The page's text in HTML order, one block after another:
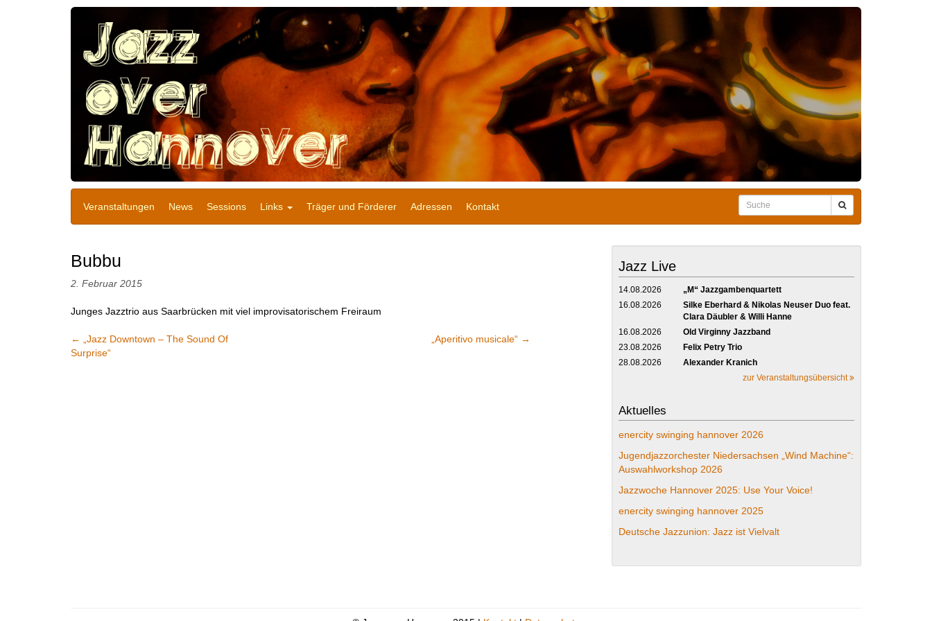
Veranstaltungen News Sessions Links Träger und Förderer Adressen Kontakt
Bubbu
2. Februar 2015
Junges Jazztrio aus Saarbrücken mit viel improvisatorischem Freiraum
← „Jazz Downtown – The Sound Of
Surprise“
„Aperitivo musicale“ →
Jazz Live
14.08.2026
„M“ Jazzgambenquartett
16.08.2026
Silke Eberhard & Nikolas Neuser Duo feat.
Clara Däubler & Willi Hanne
16.08.2026
Old Virginny Jazzband
23.08.2026
Felix Petry Trio
28.08.2026
Alexander Kranich
zur Veranstaltungsübersicht
Aktuelles
enercity swinging hannover 2026
Jugendjazzorchester Niedersachsen „Wind Machine“:
Auswahlworkshop 2026
Jazzwoche Hannover 2025: Use Your Voice!
enercity swinging hannover 2025
Deutsche Jazzunion: Jazz ist Vielvalt